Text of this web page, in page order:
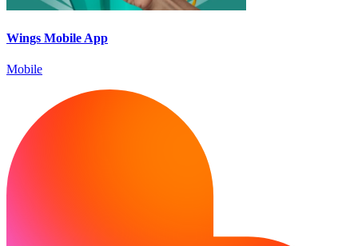
Wings Mobile App
Mobile